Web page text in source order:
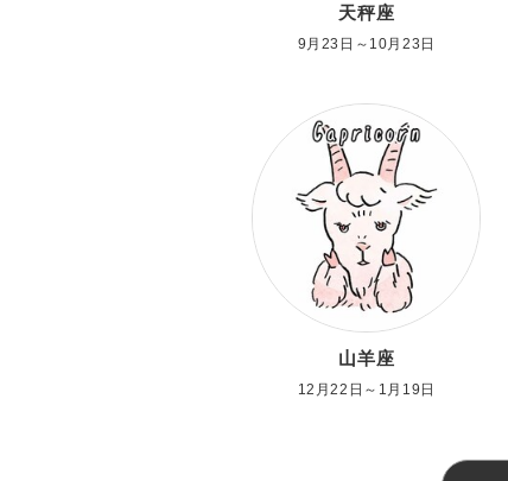
天秤座
9月23日～10月23日
山羊座
12月22日～1月19日